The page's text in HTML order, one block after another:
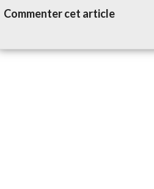
Commenter cet article